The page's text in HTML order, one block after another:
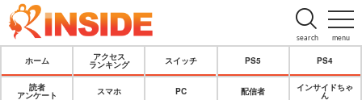
menu
search
ホーム
アクセス
ランキング
スイッチ PS5 PS4
読者
アンケート
スマホ PC 配信者
インサイドちゃ
ん